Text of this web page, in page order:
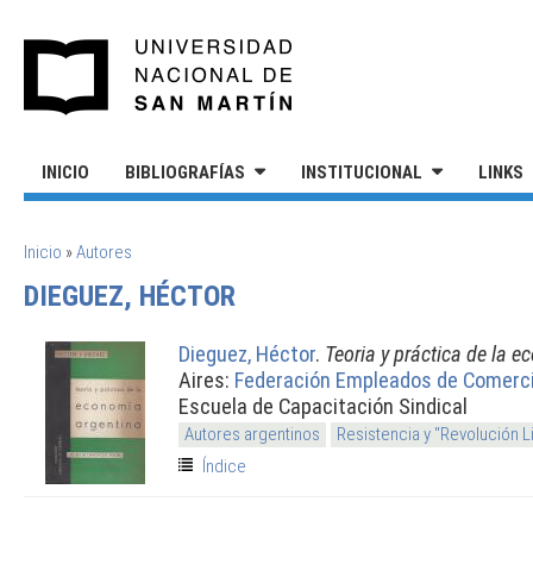
INICIO BIBLIOGRAFÍAS INSTITUCIONAL LINKS
SE ENCUENTRA USTED AQUÍ
Inicio »Autores
DIEGUEZ, HÉCTOR
Dieguez, Héctor. Teoria y práctica de la
Aires: Federación Empleados de
Escuela de Capacitación Sindical
Autores argentinos
Resistencia y "Revolución
Índice